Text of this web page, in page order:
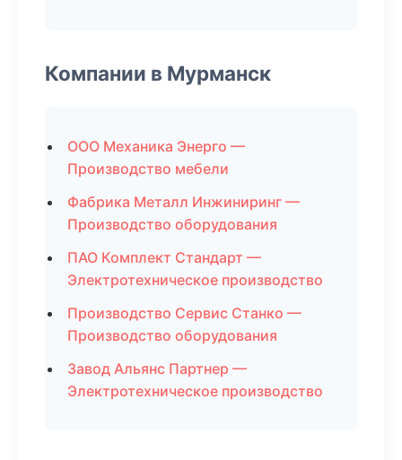
Компании в Мурманск
ООО Механика Энерго —
Производство мебели
Фабрика Металл Инжиниринг —
Производство оборудования
ПАО Комплект Стандарт —
Электротехническое производство
Производство Сервис Станко —
Производство оборудования
Завод Альянс Партнер —
Электротехническое производство